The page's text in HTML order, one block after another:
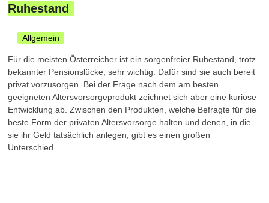
Ruhestand
Allgemein
Für die meisten Österreicher ist ein sorgenfreier Ruhestand, trotz
bekannter Pensionslücke, sehr wichtig. Dafür sind sie auch bereit
privat vorzusorgen. Bei der Frage nach dem am besten
geeigneten Altersvorsorgeprodukt zeichnet sich aber eine kuriose
Entwicklung ab. Zwischen den Produkten, welche Befragte für die
beste Form der privaten Altersvorsorge halten und denen, in die
sie ihr Geld tatsächlich anlegen, gibt es einen großen
Unterschied.